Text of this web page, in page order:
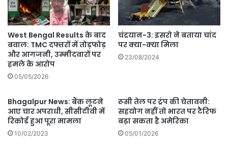
West Bengal Results के बाद
बवाल: TMC दफ्तरों में तोड़फोड़
और आगजनी, उम्मीदवारों पर
हमले के आरोप
05/05/2026
चंद्रयान-3: इसरो ने बताया चांद
पर क्या-क्या मिला
23/08/2024
Bhagalpur News: बैंक लूटने
आए चार अपराधी, सीसीटीवी में
रिकोर्ड हुआ पूरा मामला
10/02/2023
रूसी तेल पर ट्रंप की चेतावनी:
सहयोग नहीं तो भारत पर टैरिफ
बढ़ा सकता है अमेरिका
05/01/2026